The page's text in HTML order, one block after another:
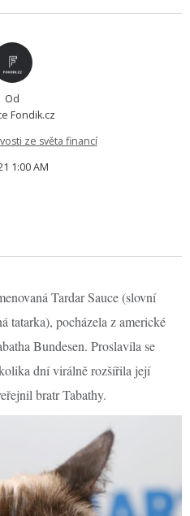
Od
Fondik.cz
ze světa financí
1:00 AM
Tardar Sauce (slovní
tatarka), pocházela z americké
Bundesen. Proslavila se
dní virálně rozšířila její
bratr Tabathy.